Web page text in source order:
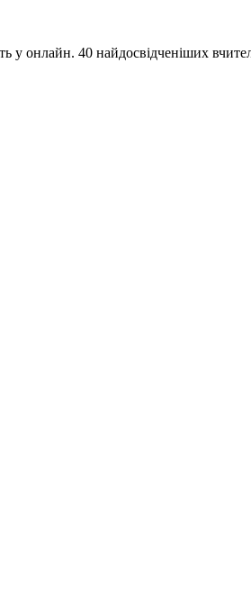
онлайн. 40 найдосвідченіших